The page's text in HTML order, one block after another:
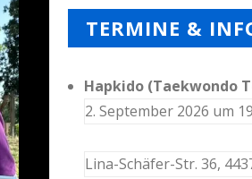
TERMINE &
Hapkido (Taekwondo
2. September 2026 um
Lina-Schäfer-Str. 36,